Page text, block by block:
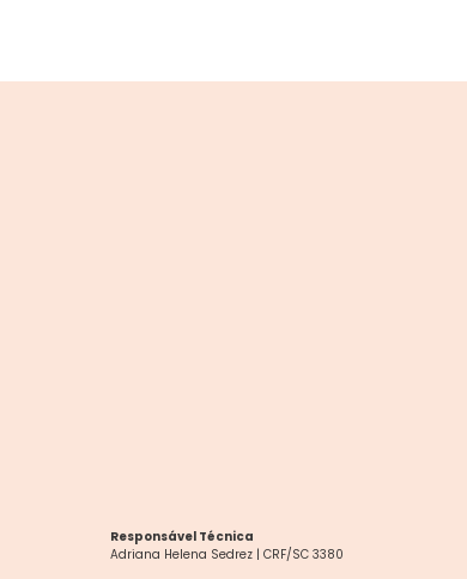
Responsável Técnica
Adriana Helena Sedrez | CRF/SC 3380